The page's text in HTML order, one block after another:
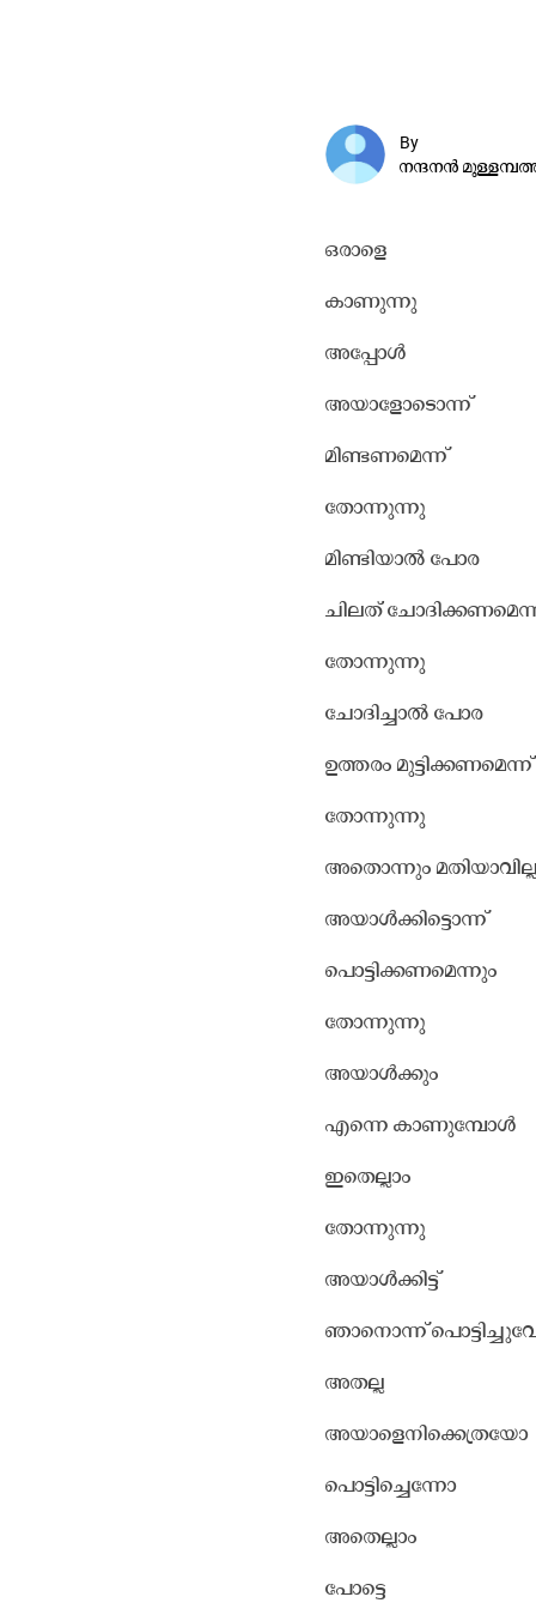
By
നന്ദനൻ
ഒരാളെ
കാണുന്നു
അപ്പോൾ
അയാളോടൊന്ന്
മിണ്ടണമെന്ന്
തോന്നുന്നു
മിണ്ടിയാൽ പോര
ചിലത്
തോന്നുന്നു
ചോദിച്ചാൽ പോര
ഉത്തരം മുട്ടിക്കണമെന്ന്
തോന്നുന്നു
അതൊന്നും
അയാൾക്കിട്ടൊന്ന്
പൊട്ടിക്കണമെന്നും
തോന്നുന്നു
അയാൾക്കും
എന്നെ കാണുമ്പോൾ
ഇതെല്ലാം
തോന്നുന്നു
അയാൾക്കിട്ട്
ഞാനൊന്ന്
അതല്ല
അയാളെനിക്കെത്രയോ
പൊട്ടിച്ചെന്നോ
അതെല്ലാം
പോട്ടെ